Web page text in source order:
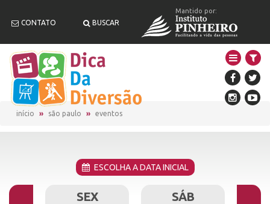
CONTATO BUSCAR
Mantido por:
início são paulo eventos
ESCOLHA A DATA INICIAL
SEX SÁB